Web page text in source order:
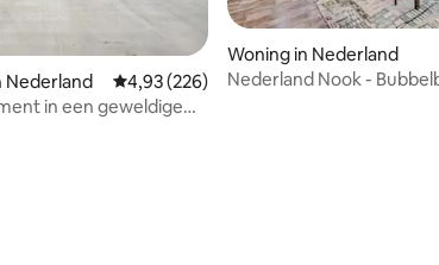
Gemiddelde beoordeling van 4,93 uit 5,
4,93 (226)
in een geweldige
Woning in Nederland
Nederland Nook -